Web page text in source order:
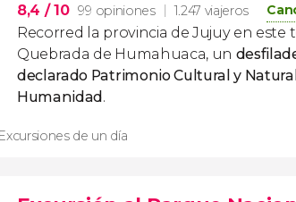
8,4 / 10 99 opiniones 1.247 viajeros
Recorred la provincia de Jujuy en este
Quebrada de Humahuaca, un
declarado Patrimonio Cultural y
Humanidad.
Excursiones de un día